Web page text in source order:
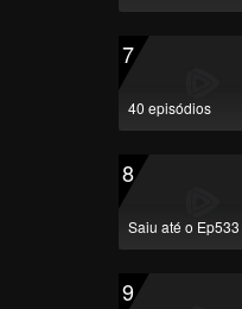
7
40 episódios
8
Saiu até o Ep533
9